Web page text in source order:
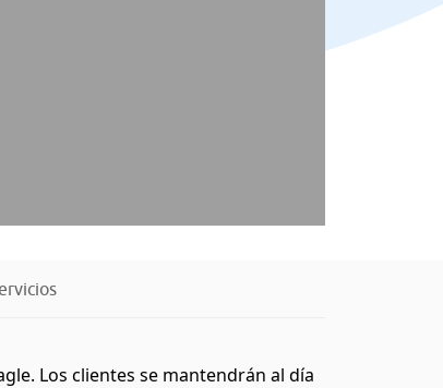
Los clientes se mantendrán al día